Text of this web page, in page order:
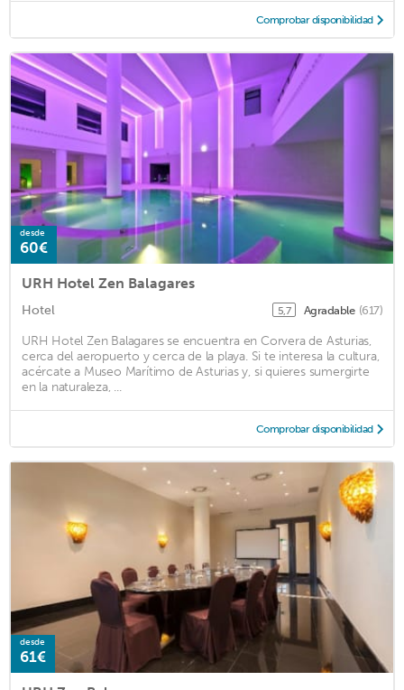
Comprobar disponibilidad
desde
60€
URH Hotel Zen Balagares
Hotel 5,7 Agradable (617)
URH Hotel Zen Balagares se encuentra en Corvera de Asturias,
cerca del aeropuerto y cerca de la playa. Si te interesa la cultura,
acércate a Museo Marítimo de Asturias y, si quieres sumergirte
en la naturaleza, ...
Comprobar disponibilidad
desde
61€